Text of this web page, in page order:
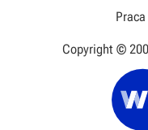
Praca
Copyright ©